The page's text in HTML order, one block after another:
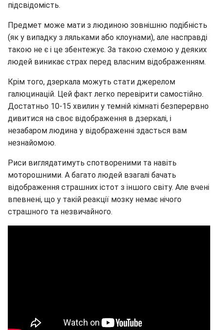
підсвідомість.
Предмет може мати з людиною зовнішню подібність
(як у випадку з ляльками або клоунами), але насправді
такою не є і це збентежує. За такою схемою у деяких
людей виникає страх перед власним відображенням.
Крім того, дзеркала можуть стати джерелом
галюцинацій. Цей факт легко перевірити самостійно.
Достатньо 10-15 хвилин у темній кімнаті безперервно
дивитися на своє відображення в дзеркалі, і
незабаром людина у відображенні здасться вам
незнайомою.
Риси виглядатимуть спотвореними та навіть
моторошними. А багато людей взагалі бачать
відображення страшних істот з іншого світу. Але вчені
впевнені, що у такій реакції мозку немає нічого
страшного та незвичайного.